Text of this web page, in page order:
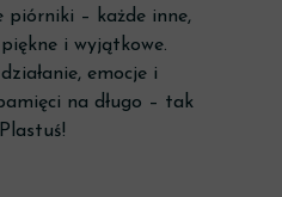
piórniki – każde inne,
i wyjątkowe.
emocje i
na długo – tak